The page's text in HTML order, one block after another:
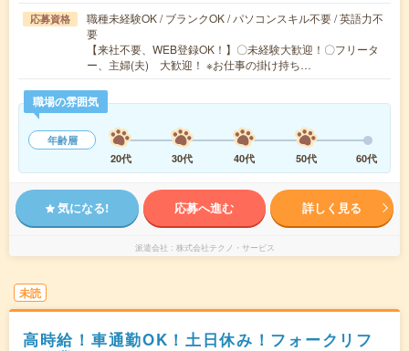
応募資格
職種未経験OK / ブランクOK / パソコンスキル不要 / 英語力不
要
【来社不要、WEB登録OK！】〇未経験大歓迎！〇フリータ
ー、主婦(夫) 大歓迎！ ※お仕事の掛け持ち…
職場の雰囲気
年齢層
20代
30代 40代 50代 60代
気になる! 応募へ進む 詳しく見る
派遣会社 株式会社テクノ・サービス
未読
高時給！車通勤OK！土日休み！フォークリフ